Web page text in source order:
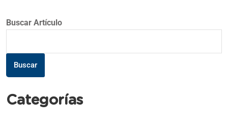
Buscar Artículo
Buscar
Categorías